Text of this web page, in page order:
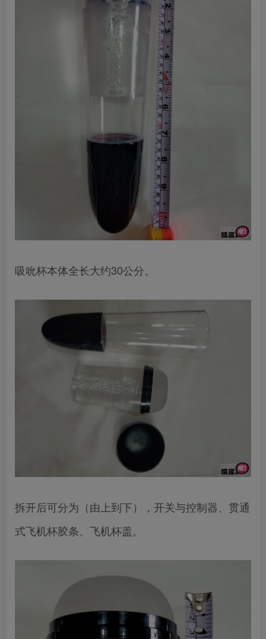
吸吮杯本体全长大约30公分。
拆开后可分为（由上到下），开关与控制器、贯通
式飞机杯胶条、飞机杯盖。